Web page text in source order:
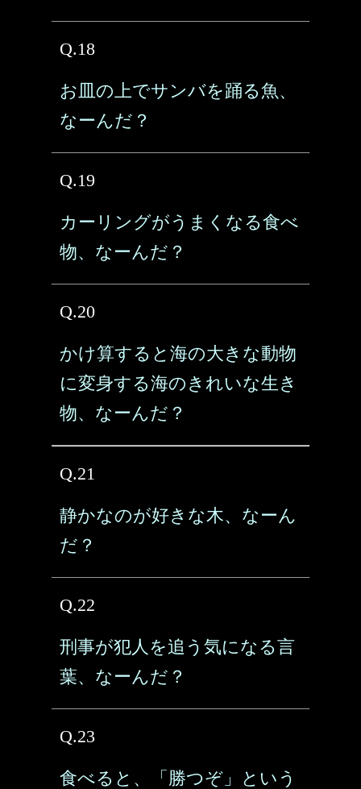
Q.18
お皿の上でサンバを踊る魚、
なーんだ？
Q.19
カーリングがうまくなる食べ
物、なーんだ？
Q.20
かけ算すると海の大きな動物
に変身する海のきれいな生き
物、なーんだ？
Q.21
静かなのが好きな木、なーん
だ？
Q.22
刑事が犯人を追う気になる言
葉、なーんだ？
Q.23
食べると、「勝つぞ」という